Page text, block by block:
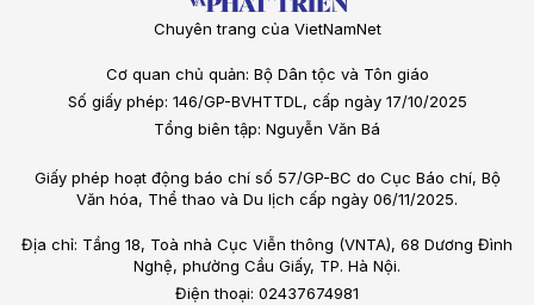
Chuyên trang của VietNamNet
Cơ quan chủ quản: Bộ Dân tộc và Tôn giáo
Số giấy phép: 146/GP-BVHTTDL, cấp ngày 17/10/2025
Tổng biên tập: Nguyễn Văn Bá
Giấy phép hoạt động báo chí số 57/GP-BC do Cục Báo chí, Bộ
Văn hóa, Thể thao và Du lịch cấp ngày 06/11/2025.
Địa chỉ: Tầng 18, Toà nhà Cục Viễn thông (VNTA), 68 Dương Đình
Nghệ, phường Cầu Giấy, TP. Hà Nội.
Điện thoại: 02437674981